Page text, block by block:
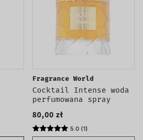
Fragrance World
Cocktail Intense woda
perfumowana spray
80,00 zł
5.0 (1)